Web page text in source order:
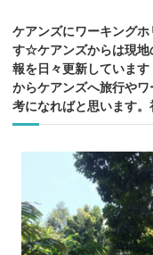
ケアンズにワーキング
す☆ケアンズからは現
報を日々更新していま
からケアンズへ旅行や
考になればと思います